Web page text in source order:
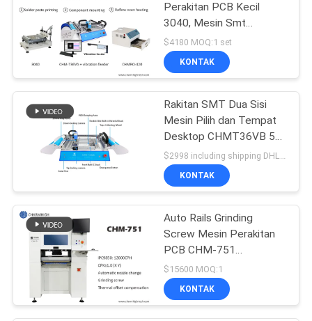
PETA
SITUS
KEBIJAKAN
PRIVASI
Perakitan PCB Kecil
3040, Mesin Smt
CHMT36VA, 420 Oven
Reflow
$4180 MOQ:1 set
KONTAK
Rakitan SMT Dua Sisi
Mesin Pilih dan Tempat
Desktop CHMT36VB 58
Pengumpan
KONTAK
Auto Rails Grinding
Screw Mesin Perakitan
PCB CHM-751
Charmhigh 6 Kepala
$15600 MOQ:1
KONTAK